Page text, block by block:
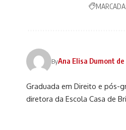
MARCADA:
ByAna Elisa Dumont
Graduada em Direito e pós-
diretora da Escola Casa de